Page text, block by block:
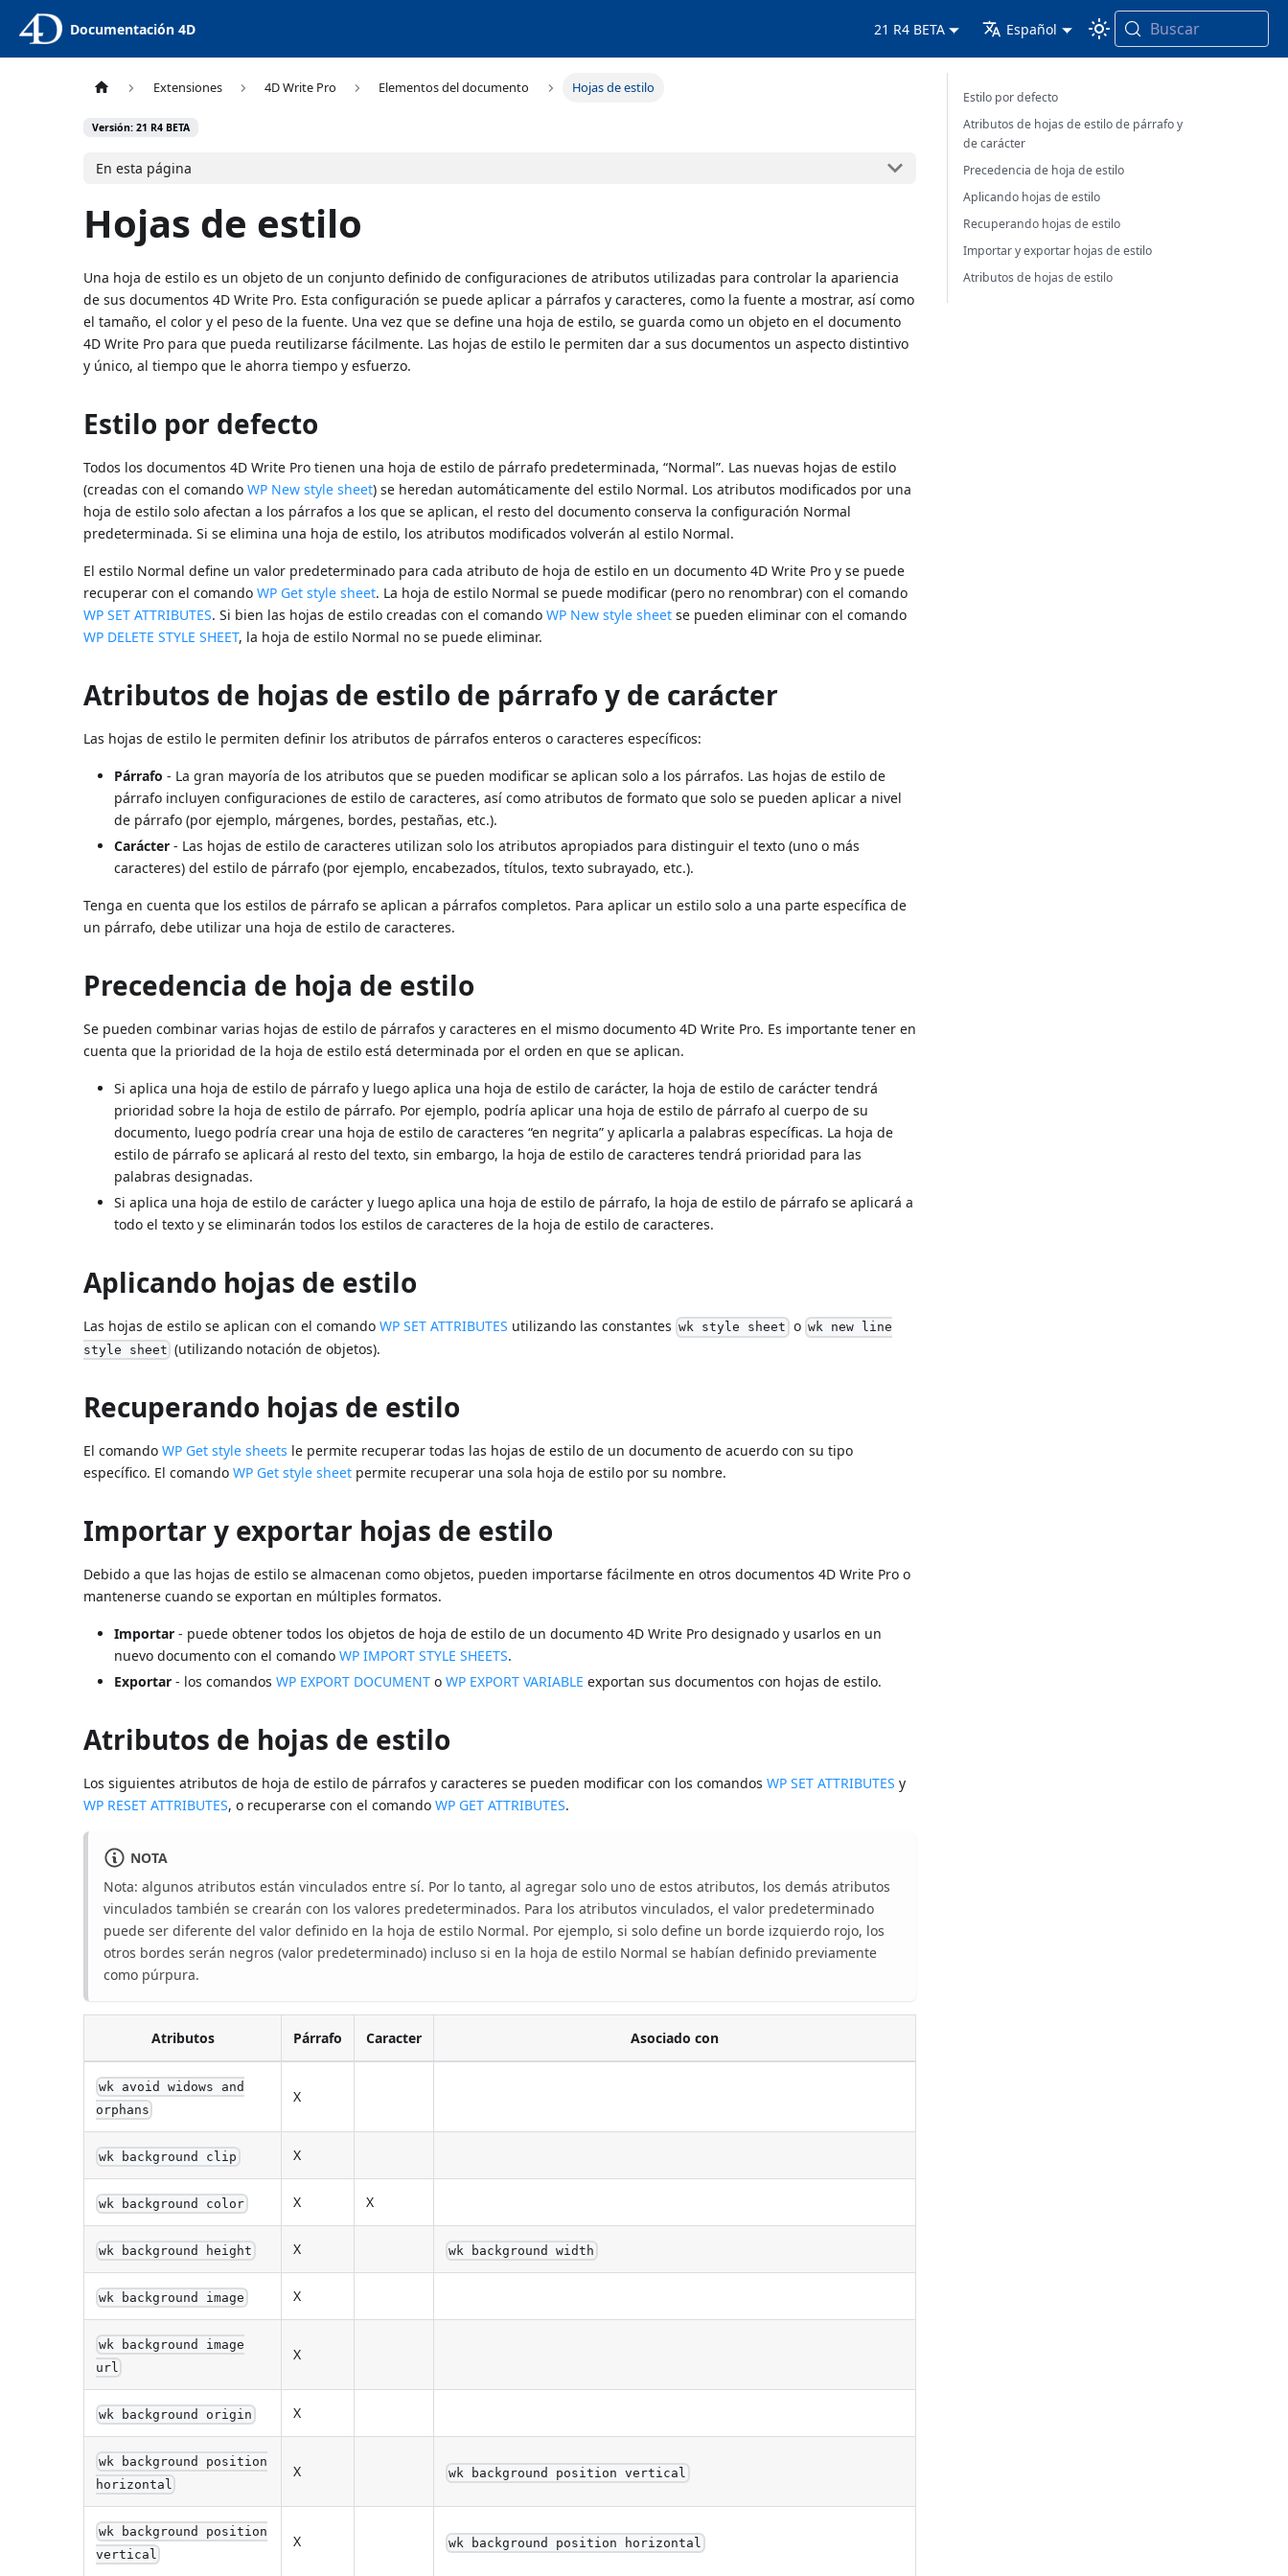
Documentación 4D 21 R4 BETA Español Buscar
Extensiones 4D Write Pro Elementos del documento Hojas de estilo
Versión: 21 R4 BETA
En esta página
Hojas de estilo
Una hoja de estilo es un objeto de un conjunto definido de configuraciones de atributos utilizadas para controlar la apariencia
de sus documentos 4D Write Pro. Esta configuración se puede aplicar a párrafos y caracteres, como la fuente a mostrar, así como
el tamaño, el color y el peso de la fuente. Una vez que se define una hoja de estilo, se guarda como un objeto en el documento
4D Write Pro para que pueda reutilizarse fácilmente. Las hojas de estilo le permiten dar a sus documentos un aspecto distintivo
y único, al tiempo que le ahorra tiempo y esfuerzo.
Estilo por defecto
Todos los documentos 4D Write Pro tienen una hoja de estilo de párrafo predeterminada, “Normal”. Las nuevas hojas de estilo
(creadas con el comandoWP New style sheet) se heredan automáticamente del estilo Normal. Los atributos modificados por una
hoja de estilo solo afectan a los párrafos a los que se aplican, el resto del documento conserva la configuración Normal
predeterminada. Si se elimina una hoja de estilo, los atributos modificados volverán al estilo Normal.
El estilo Normal define un valor predeterminado para cada atributo de hoja de estilo en un documento 4D Write Pro y se puede
recuperar con el comandoWP Get style sheet. La hoja de estilo Normal se puede modificar (pero no renombrar) con el comando
WP SET ATTRIBUTES. Si bien las hojas de estilo creadas con el comandoWP New style sheet se pueden eliminar con el comando
WP DELETE STYLE SHEET, la hoja de estilo Normal no se puede eliminar.
Atributos de hojas de estilo de párrafo y de carácter
Las hojas de estilo le permiten definir los atributos de párrafos enteros o caracteres específicos:
Párrafo - La gran mayoría de los atributos que se pueden modificar se aplican solo a los párrafos. Las hojas de estilo de
párrafo incluyen configuraciones de estilo de caracteres, así como atributos de formato que solo se pueden aplicar a nivel
de párrafo (por ejemplo, márgenes, bordes, pestañas, etc.).
Carácter - Las hojas de estilo de caracteres utilizan solo los atributos apropiados para distinguir el texto (uno o más
caracteres) del estilo de párrafo (por ejemplo, encabezados, títulos, texto subrayado, etc.).
Tenga en cuenta que los estilos de párrafo se aplican a párrafos completos. Para aplicar un estilo solo a una parte específica de
un párrafo, debe utilizar una hoja de estilo de caracteres.
Precedencia de hoja de estilo
Se pueden combinar varias hojas de estilo de párrafos y caracteres en el mismo documento 4D Write Pro. Es importante tener en
cuenta que la prioridad de la hoja de estilo está determinada por el orden en que se aplican.
Si aplica una hoja de estilo de párrafo y luego aplica una hoja de estilo de carácter, la hoja de estilo de carácter tendrá
prioridad sobre la hoja de estilo de párrafo. Por ejemplo, podría aplicar una hoja de estilo de párrafo al cuerpo de su
documento, luego podría crear una hoja de estilo de caracteres “en negrita” y aplicarla a palabras específicas. La hoja de
estilo de párrafo se aplicará al resto del texto, sin embargo, la hoja de estilo de caracteres tendrá prioridad para las
palabras designadas.
Si aplica una hoja de estilo de carácter y luego aplica una hoja de estilo de párrafo, la hoja de estilo de párrafo se aplicará a
todo el texto y se eliminarán todos los estilos de caracteres de la hoja de estilo de caracteres.
Aplicando hojas de estilo
Las hojas de estilo se aplican con el comandoWP SET ATTRIBUTES utilizando las constantes wk style sheet o wk new line
style sheet (utilizando notación de objetos).
Recuperando hojas de estilo
El comandoWP Get style sheets le permite recuperar todas las hojas de estilo de un documento de acuerdo con su tipo
específico. El comandoWP Get style sheet permite recuperar una sola hoja de estilo por su nombre.
Importar y exportar hojas de estilo
Debido a que las hojas de estilo se almacenan como objetos, pueden importarse fácilmente en otros documentos 4D Write Pro o
mantenerse cuando se exportan en múltiples formatos.
Importar - puede obtener todos los objetos de hoja de estilo de un documento 4D Write Pro designado y usarlos en un
nuevo documento con el comandoWP IMPORT STYLE SHEETS.
Exportar - los comandosWP EXPORT DOCUMENT oWP EXPORT VARIABLE exportan sus documentos con hojas de estilo.
Atributos de hojas de estilo
Los siguientes atributos de hoja de estilo de párrafos y caracteres se pueden modificar con los comandosWP SET ATTRIBUTES y
WP RESET ATTRIBUTES, o recuperarse con el comandoWP GET ATTRIBUTES.
NOTA
Nota: algunos atributos están vinculados entre sí. Por lo tanto, al agregar solo uno de estos atributos, los demás atributos
vinculados también se crearán con los valores predeterminados. Para los atributos vinculados, el valor predeterminado
puede ser diferente del valor definido en la hoja de estilo Normal. Por ejemplo, si solo define un borde izquierdo rojo, los
otros bordes serán negros (valor predeterminado) incluso si en la hoja de estilo Normal se habían definido previamente
como púrpura.
Atributos Párrafo Caracter Asociado con
wk avoid widows and
orphans
X
wk background clip X
wk background color X X
wk background height X wk background width
wk background image X
wk background image
url
X
wk background origin X
wk background position
horizontal
X wk background position vertical
wk background position
vertical
X wk background position horizontal
Estilo por defecto
Atributos de hojas de estilo de párrafo y
de carácter
Precedencia de hoja de estilo
Aplicando hojas de estilo
Recuperando hojas de estilo
Importar y exportar hojas de estilo
Atributos de hojas de estilo